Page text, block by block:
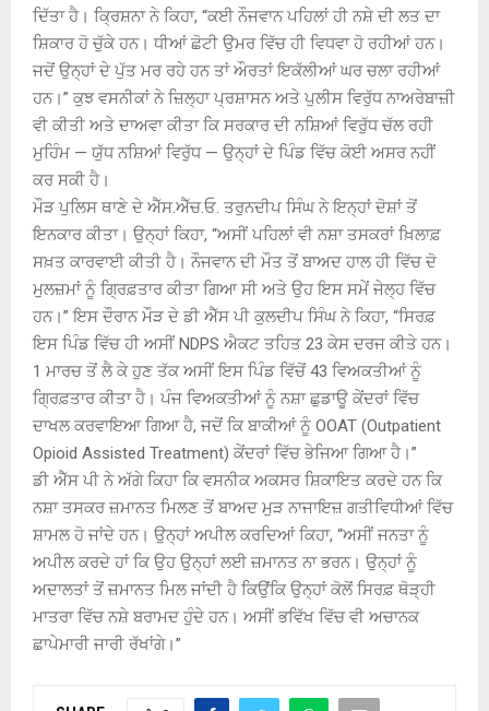
ਦਿੱਤਾ ਹੈ। ਕ੍ਰਿਸ਼ਨਾ ਨੇ ਕਿਹਾ, “ਕਈ ਨੌਜਵਾਨ ਪਹਿਲਾਂ ਹੀ ਨਸ਼ੇ ਦੀ ਲਤ ਦਾ
ਸ਼ਿਕਾਰ ਹੋ ਚੁੱਕੇ ਹਨ। ਧੀਆਂ ਛੋਟੀ ਉਮਰ ਵਿੱਚ ਹੀ ਵਿਧਵਾ ਹੋ ਰਹੀਆਂ ਹਨ।
ਜਦੋਂ ਉਨ੍ਹਾਂ ਦੇ ਪੁੱਤ ਮਰ ਰਹੇ ਹਨ ਤਾਂ ਔਰਤਾਂ ਇਕੱਲੀਆਂ ਘਰ ਚਲਾ ਰਹੀਆਂ
ਹਨ।” ਕੁਝ ਵਸਨੀਕਾਂ ਨੇ ਜ਼ਿਲ੍ਹਾ ਪ੍ਰਸ਼ਾਸਨ ਅਤੇ ਪੁਲੀਸ ਵਿਰੁੱਧ ਨਾਅਰੇਬਾਜ਼ੀ
ਵੀ ਕੀਤੀ ਅਤੇ ਦਾਅਵਾ ਕੀਤਾ ਕਿ ਸਰਕਾਰ ਦੀ ਨਸ਼ਿਆਂ ਵਿਰੁੱਧ ਚੱਲ ਰਹੀ
ਮੁਹਿੰਮ — ਯੁੱਧ ਨਸ਼ਿਆਂ ਵਿਰੁੱਧ — ਉਨ੍ਹਾਂ ਦੇ ਪਿੰਡ ਵਿੱਚ ਕੋਈ ਅਸਰ ਨਹੀਂ
ਕਰ ਸਕੀ ਹੈ।
ਮੌੜ ਪੁਲਿਸ ਥਾਣੇ ਦੇ ਐੱਸ.ਐੱਚ.ਓ. ਤਰੁਨਦੀਪ ਸਿੰਘ ਨੇ ਇਨ੍ਹਾਂ ਦੋਸ਼ਾਂ ਤੋਂ
ਇਨਕਾਰ ਕੀਤਾ। ਉਨ੍ਹਾਂ ਕਿਹਾ, “ਅਸੀਂ ਪਹਿਲਾਂ ਵੀ ਨਸ਼ਾ ਤਸਕਰਾਂ ਖ਼ਿਲਾਫ਼
ਸਖ਼ਤ ਕਾਰਵਾਈ ਕੀਤੀ ਹੈ। ਨੌਜਵਾਨ ਦੀ ਮੌਤ ਤੋਂ ਬਾਅਦ ਹਾਲ ਹੀ ਵਿੱਚ ਦੋ
ਮੁਲਜ਼ਮਾਂ ਨੂੰ ਗ੍ਰਿਫ਼ਤਾਰ ਕੀਤਾ ਗਿਆ ਸੀ ਅਤੇ ਉਹ ਇਸ ਸਮੇਂ ਜੇਲ੍ਹ ਵਿੱਚ
ਹਨ।” ਇਸ ਦੌਰਾਨ ਮੌੜ ਦੇ ਡੀ ਐੱਸ ਪੀ ਕੁਲਦੀਪ ਸਿੰਘ ਨੇ ਕਿਹਾ, “ਸਿਰਫ਼
ਇਸ ਪਿੰਡ ਵਿੱਚ ਹੀ ਅਸੀਂ NDPS ਐਕਟ ਤਹਿਤ 23 ਕੇਸ ਦਰਜ ਕੀਤੇ ਹਨ।
1 ਮਾਰਚ ਤੋਂ ਲੈ ਕੇ ਹੁਣ ਤੱਕ ਅਸੀਂ ਇਸ ਪਿੰਡ ਵਿੱਚੋਂ 43 ਵਿਅਕਤੀਆਂ ਨੂੰ
ਗ੍ਰਿਫ਼ਤਾਰ ਕੀਤਾ ਹੈ। ਪੰਜ ਵਿਅਕਤੀਆਂ ਨੂੰ ਨਸ਼ਾ ਛੁਡਾਊ ਕੇਂਦਰਾਂ ਵਿੱਚ
ਦਾਖਲ ਕਰਵਾਇਆ ਗਿਆ ਹੈ, ਜਦੋਂ ਕਿ ਬਾਕੀਆਂ ਨੂੰ OOAT (Outpatient
Opioid Assisted Treatment) ਕੇਂਦਰਾਂ ਵਿੱਚ ਭੇਜਿਆ ਗਿਆ ਹੈ।”
ਡੀ ਐੱਸ ਪੀ ਨੇ ਅੱਗੇ ਕਿਹਾ ਕਿ ਵਸਨੀਕ ਅਕਸਰ ਸ਼ਿਕਾਇਤ ਕਰਦੇ ਹਨ ਕਿ
ਨਸ਼ਾ ਤਸਕਰ ਜ਼ਮਾਨਤ ਮਿਲਣ ਤੋਂ ਬਾਅਦ ਮੁੜ ਨਾਜਾਇਜ਼ ਗਤੀਵਿਧੀਆਂ ਵਿੱਚ
ਸ਼ਾਮਲ ਹੋ ਜਾਂਦੇ ਹਨ। ਉਨ੍ਹਾਂ ਅਪੀਲ ਕਰਦਿਆਂ ਕਿਹਾ, “ਅਸੀਂ ਜਨਤਾ ਨੂੰ
ਅਪੀਲ ਕਰਦੇ ਹਾਂ ਕਿ ਉਹ ਉਨ੍ਹਾਂ ਲਈ ਜ਼ਮਾਨਤ ਨਾ ਭਰਨ। ਉਨ੍ਹਾਂ ਨੂੰ
ਅਦਾਲਤਾਂ ਤੋਂ ਜ਼ਮਾਨਤ ਮਿਲ ਜਾਂਦੀ ਹੈ ਕਿਉਂਕਿ ਉਨ੍ਹਾਂ ਕੋਲੋਂ ਸਿਰਫ਼ ਥੋੜ੍ਹੀ
ਮਾਤਰਾ ਵਿੱਚ ਨਸ਼ੇ ਬਰਾਮਦ ਹੁੰਦੇ ਹਨ। ਅਸੀਂ ਭਵਿੱਖ ਵਿੱਚ ਵੀ ਅਚਾਨਕ
ਛਾਪੇਮਾਰੀ ਜਾਰੀ ਰੱਖਾਂਗੇ।”